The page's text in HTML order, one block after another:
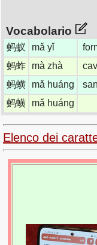
Vocabolario
蚂蚁 mǎ yǐ
蚂蚱
mà zhà
蚂蟥
mǎ huáng
蚂蟥
mǎ huáng
Elenco dei